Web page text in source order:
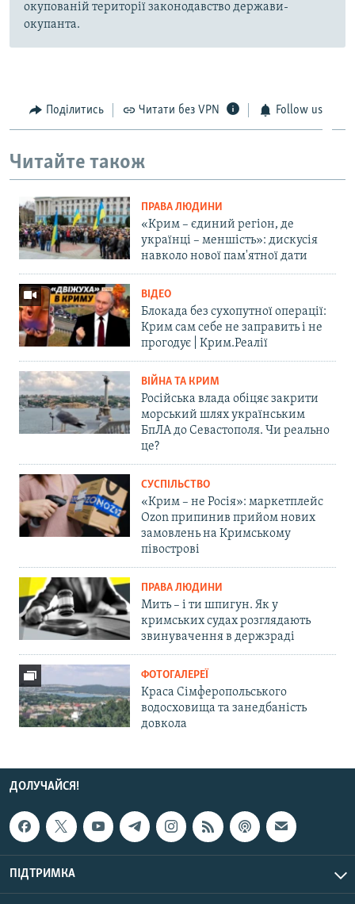
окупованій території законодавство держави-
окупанта.
Поділитись Читати без VPN Follow us
Читайте також
ПРАВА ЛЮДИНИ
«Крим – єдиний регіон, де
українці – меншість»: дискусія
навколо нової пам'ятної дати
ВІДЕО
Блокада без сухопутної операції:
Крим сам себе не заправить і не
прогодує | Крим.Реалії
ВІЙНА ТА КРИМ
Російська влада обіцяє закрити
морський шлях українським
БпЛА до Севастополя. Чи реально
це?
СУСПІЛЬСТВО
«Крим – не Росія»: маркетплейс
Ozon припинив прийом нових
замовлень на Кримському
півострові
ПРАВА ЛЮДИНИ
Мить – і ти шпигун. Як у
кримських судах розглядають
звинувачення в держзраді
ФОТОГАЛЕРЕЇ
Краса Сімферопольського
водосховища та занедбаність
довкола
ДОЛУЧАЙСЯ!
ПІДТРИМКА